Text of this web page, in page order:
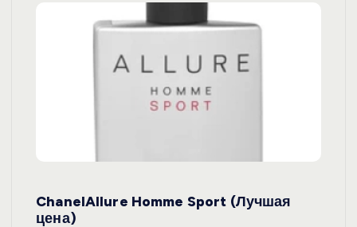
ChanelAllure Homme Sport (Лучшая
цена)